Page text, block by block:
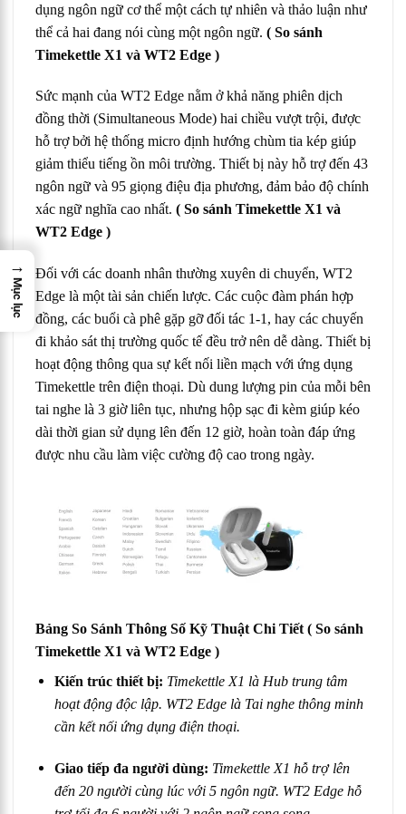
dụng ngôn ngữ cơ thể một cách tự nhiên và thảo luận như
thể cả hai đang nói cùng một ngôn ngữ. ( So sánh
Timekettle X1 và WT2 Edge )
Sức mạnh của WT2 Edge nằm ở khả năng phiên dịch
đồng thời (Simultaneous Mode) hai chiều vượt trội, được
hỗ trợ bởi hệ thống micro định hướng chùm tia kép giúp
giảm thiểu tiếng ồn môi trường. Thiết bị này hỗ trợ đến 43
ngôn ngữ và 95 giọng điệu địa phương, đảm bảo độ chính
xác ngữ nghĩa cao nhất. ( So sánh Timekettle X1 và
WT2 Edge )
Đối với các doanh nhân thường xuyên di chuyển, WT2
Edge là một tài sản chiến lược. Các cuộc đàm phán hợp
đồng, các buổi cà phê gặp gỡ đối tác 1-1, hay các chuyến
đi khảo sát thị trường quốc tế đều trở nên dễ dàng. Thiết bị
hoạt động thông qua sự kết nối liền mạch với ứng dụng
Timekettle trên điện thoại. Dù dung lượng pin của mỗi bên
tai nghe là 3 giờ liên tục, nhưng hộp sạc đi kèm giúp kéo
dài thời gian sử dụng lên đến 12 giờ, hoàn toàn đáp ứng
được nhu cầu làm việc cường độ cao trong ngày.
Bảng So Sánh Thông Số Kỹ Thuật Chi Tiết ( So sánh
Timekettle X1 và WT2 Edge )
Kiến trúc thiết bị: Timekettle X1 là Hub trung tâm
hoạt động độc lập. WT2 Edge là Tai nghe thông minh
cần kết nối ứng dụng điện thoại.
Giao tiếp đa người dùng: Timekettle X1 hỗ trợ lên
đến 20 người cùng lúc với 5 ngôn ngữ. WT2 Edge hỗ
→
Mục lục